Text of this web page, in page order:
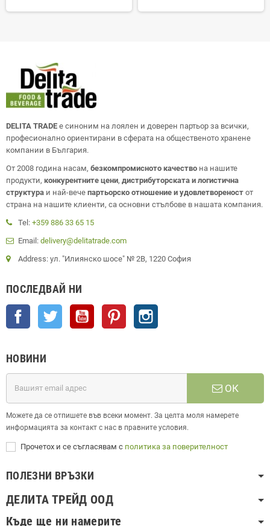
DELITA TRADE е синоним на лоялен и доверен партьор за всички,
професионално ориентирани в сферата на общественото хранене
компании в България.
От 2008 година насам, безкомпромисното качество на нашите
продукти, конкурентните цени, дистрибуторската и логистична
структура и най-вече партьорско отношение и удовлетвореност от
страна на нашите клиенти, са основни стълбове в нашата компания.
Tel: +359 886 33 65 15
Email: delivery@delitatrade.com
Address: ул. "Илиянско шосе" № 2В, 1220 София
ПОСЛЕДВАЙ НИ
Facebook Twitter YouTube Pinterest
НОВИНИ
ОК
Можете да се отпишете във всеки момент. За целта моля намерете
информацията за контакт с нас в правните условия.
Прочетох и се съгласявам с политика за поверителност
ПОЛЕЗНИ ВРЪЗКИ
ДЕЛИТА ТРЕЙД ООД
Къде ще ни намерите